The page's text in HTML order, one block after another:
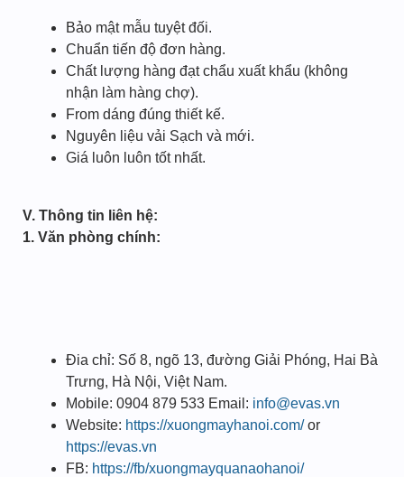
Bảo mật mẫu tuyệt đối.
Chuẩn tiến độ đơn hàng.
Chất lượng hàng đạt chẩu xuất khẩu (không
nhận làm hàng chợ).
From dáng đúng thiết kế.
Nguyên liệu vải Sạch và mới.
Giá luôn luôn tốt nhất.
V. Thông tin liên hệ:
1. Văn phòng chính:
Đia chỉ: Số 8, ngõ 13, đường Giải Phóng, Hai Bà
Trưng, Hà Nội, Việt Nam.
Mobile: 0904 879 533 Email: info@evas.vn
Website: https://xuongmayhanoi.com/or
https://evas.vn
FB: https://fb/xuongmayquanaohanoi/